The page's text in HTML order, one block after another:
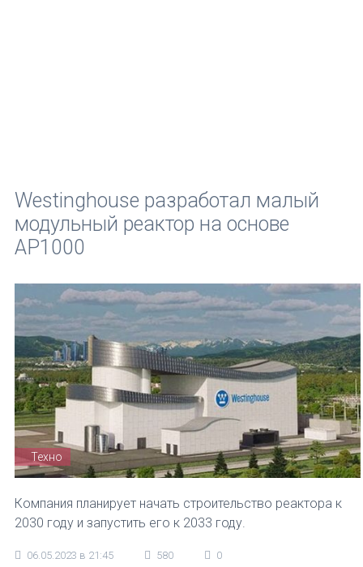
Westinghouse разработал малый
модульный реактор на основе
AP1000
Техно
Компания планирует начать строительство реактора к
2030 году и запустить его к 2033 году.
06.05.2023 в 21:45 580 0